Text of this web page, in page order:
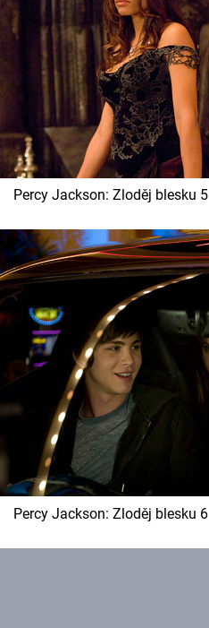
Percy Jackson: Zloděj blesku 5
Percy Jackson: Zloděj blesku 6